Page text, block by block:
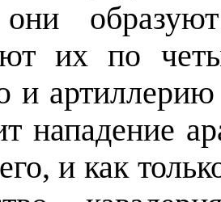
они
их по
и
нападение
и как